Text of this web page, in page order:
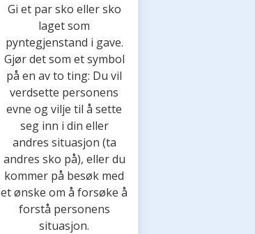
Gi et par sko eller sko
laget som
pyntegjenstand i gave.
Gjør det som et symbol
på en av to ting: Du vil
verdsette personens
evne og vilje til å sette
seg inn i din eller
andres situasjon (ta
andres sko på), eller du
kommer på besøk med
et ønske om å forsøke å
forstå personens
situasjon.